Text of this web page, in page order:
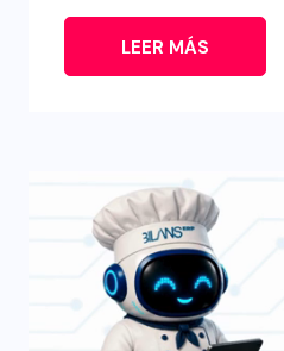
LEER MÁS